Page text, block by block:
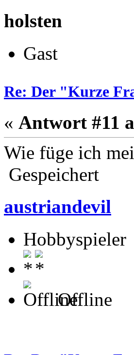
holsten
Gast
Re: Der "Kurze
« Antwort #11
Wie füge ich
Gespeichert
austriandevil
Hobbyspieler
Offline